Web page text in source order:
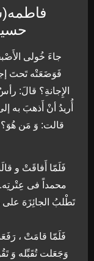
جاءَ خُولی
فَوَضَعَتْه تَحتَ
الإِجانةِ؟ قالَ:
أُریدُ أنْ أَذهبَ به
قالت: وَ مَن
فَلَمّا أَفاقَتْ و
محمداً فی
تَطْلبُ الجائِزَهَ
فَلَمّا قامَتْ ،
وَجَعَلت تُقَبِّله وَ